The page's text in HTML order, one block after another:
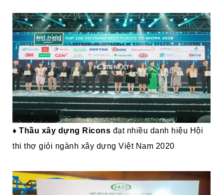
♦ Thầu xây dựng Ricons đạt nhiều danh hiệu Hội
thi thợ giỏi ngành xây dựng Việt Nam 2020